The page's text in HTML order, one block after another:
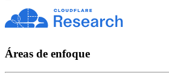
Áreas de enfoque